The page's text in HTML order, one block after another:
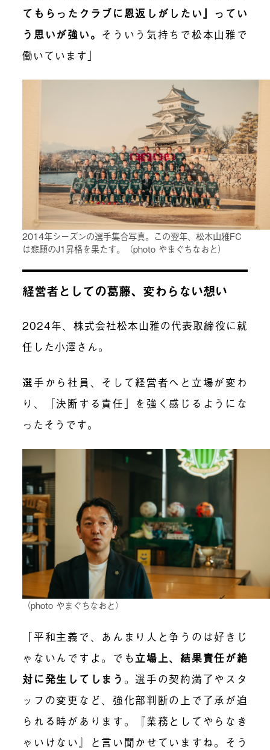
てもらったクラブに恩返しがしたい』ってい
う思いが強い。 そういう気持ちで松本山雅で
働いています」
2014年シーズンの選手集合写真。この翌年、松本山雅FC
は悲願のJ1昇格を果たす。（photo やまぐちなおと）
経営者としての葛藤、変わらない想い
2024年、株式会社松本山雅の代表取締役に就
任した小澤さん。
選手から社員、そして経営者へと立場が変わ
り、「決断する責任」を強く感じるようにな
ったそうです。
（photo やまぐちなおと）
「平和主義で、あんまり人と争うのは好きじ
ゃないんですよ。でも立場上、結果責任が絶
対に発生してしまう 。 選手の契約満了やスタ
ッフの変更など、強化部判断の上で了承が迫
られる時があります。『業務としてやらなき
ゃいけない』と言い聞かせていますね。そう